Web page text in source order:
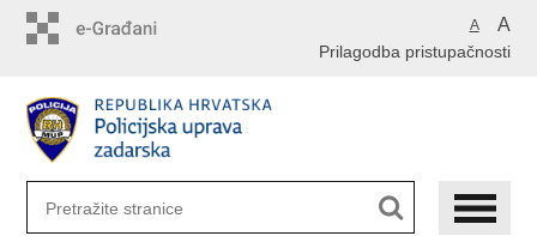
A A
Prilagodba pristupačnosti